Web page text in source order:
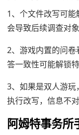
1、个文件改写可能
会导致后续调查对象
2、游戏内置的问
答一致性可能解锁特
3、如果是双人游
执行改写，信息不
阿姆特事务所